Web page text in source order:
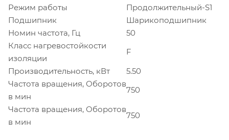
Режим работы
Продолжительный-S1
Подшипник
Шарикоподшипник
Номин частота, Гц
50
Класс нагревостойкости
изоляции
F
Производительность, кВт
5.50
Частота вращения, Оборотов
в мин
750
Частота вращения, Оборотов
в мин
750